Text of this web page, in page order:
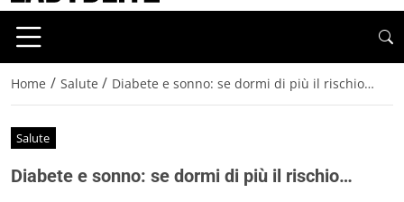
Home / Salute / Diabete e sonno: se dormi di più il rischio…
Salute
Diabete e sonno: se dormi di più il rischio…